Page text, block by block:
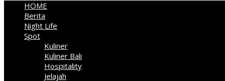
HOME
Berita
Night Life
Spot
Kuliner
Kuliner Bali
Hospitality
Jelajah